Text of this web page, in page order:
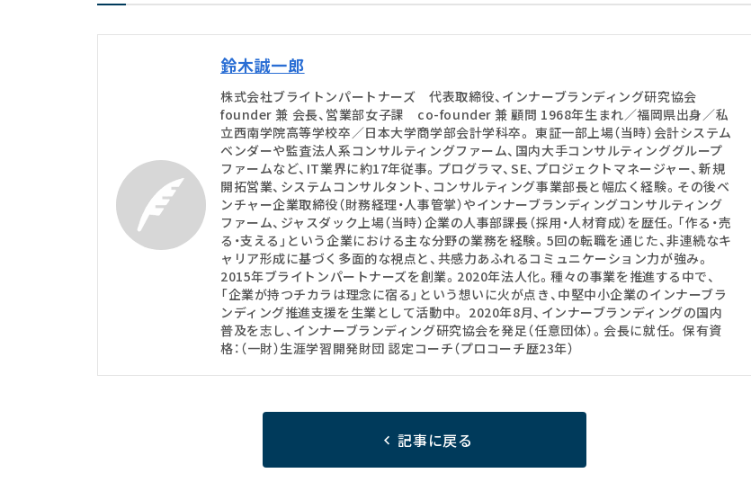
鈴木誠一郎
株式会社ブライトンパートナーズ 代表取締役、インナーブランディング研究協会
founder 兼 会長、営業部女子課 co-founder 兼 顧問 1968年生まれ／福岡県出身／私
立西南学院高等学校卒／日本大学商学部会計学科卒。 東証一部上場（当時）会計システム
ベンダーや監査法人系コンサルティングファーム、国内大手コンサルティンググループ
ファームなど、IT業界に約17年従事。プログラマ、SE、プロジェクトマネージャー、新規
開拓営業、システムコンサルタント、コンサルティング事業部長と幅広く経験。その後ベ
ンチャー企業取締役（財務経理・人事管掌）やインナーブランディングコンサルティング
ファーム、ジャスダック上場（当時）企業の人事部課長（採用・人材育成）を歴任。「作る・売
る・支える」という企業における主な分野の業務を経験。5回の転職を通じた、非連続なキ
ャリア形成に基づく多面的な視点と、共感力あふれるコミュニケーション力が強み。
2015年ブライトンパートナーズを創業。2020年法人化。種々の事業を推進する中で、
「企業が持つチカラは理念に宿る」という想いに火が点き、中堅中小企業のインナーブラ
ンディング推進支援を生業として活動中。 2020年8月、インナーブランディングの国内
普及を志し、インナーブランディング研究協会を発足（任意団体）。会長に就任。 保有資
格：（一財）生涯学習開発財団 認定コーチ（プロコーチ歴23年）
記事に戻る